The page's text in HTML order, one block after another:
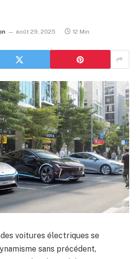
août 29, 2025 12 Min
voitures électriques se
sans précédent,